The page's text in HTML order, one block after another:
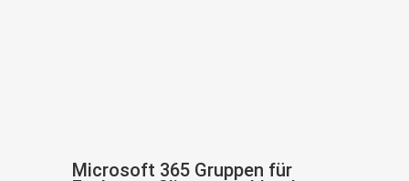
Microsoft 365 Gruppen für